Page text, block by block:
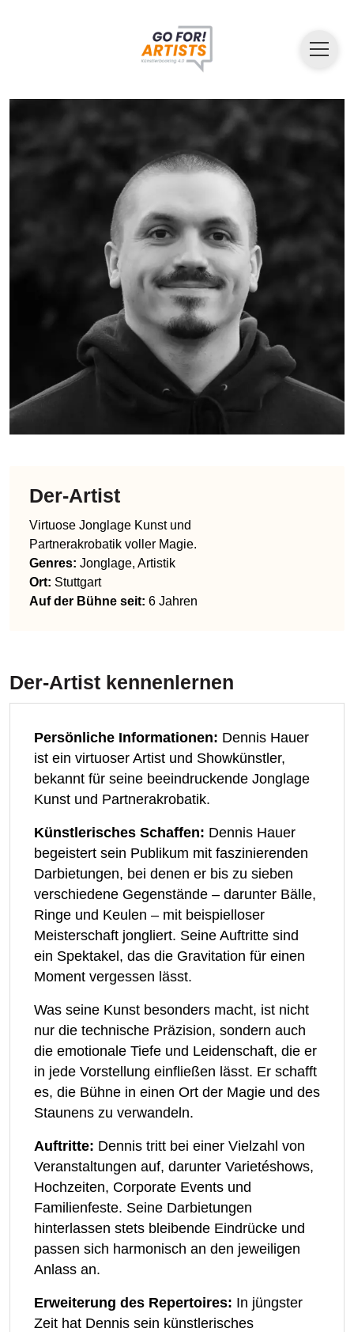
Der-Artist
Virtuose Jonglage Kunst und
Partnerakrobatik voller Magie.
Genres: Jonglage, Artistik
Ort: Stuttgart
Auf der Bühne seit: 6 Jahren
Der-Artist kennenlernen
Persönliche Informationen: Dennis Hauer
ist ein virtuoser Artist und Showkünstler,
bekannt für seine beeindruckende Jonglage
Kunst und Partnerakrobatik.
Künstlerisches Schaffen: Dennis Hauer
begeistert sein Publikum mit faszinierenden
Darbietungen, bei denen er bis zu sieben
verschiedene Gegenstände – darunter Bälle,
Ringe und Keulen – mit beispielloser
Meisterschaft jongliert. Seine Auftritte sind
ein Spektakel, das die Gravitation für einen
Moment vergessen lässt.
Was seine Kunst besonders macht, ist nicht
nur die technische Präzision, sondern auch
die emotionale Tiefe und Leidenschaft, die er
in jede Vorstellung einfließen lässt. Er schafft
es, die Bühne in einen Ort der Magie und des
Staunens zu verwandeln.
Auftritte: Dennis tritt bei einer Vielzahl von
Veranstaltungen auf, darunter Varietéshows,
Hochzeiten, Corporate Events und
Familienfeste. Seine Darbietungen
hinterlassen stets bleibende Eindrücke und
passen sich harmonisch an den jeweiligen
Anlass an.
Erweiterung des Repertoires: In jüngster
Zeit hat Dennis sein künstlerisches